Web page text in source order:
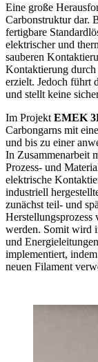
Eine große
Carbonstruktur dar.
fertigbare
elektrischer und
sauberen
Kontaktierung durch
erzielt. Jedoch führt
und stellt keine
Im Projekt EMEK
Carbongarns mit
und bis zu einer
In Zusammenarbeit
Prozess- und
elektrische
industriell
zunächst teil- und
werden. Somit wird
und
implementiert,
neuen Filament